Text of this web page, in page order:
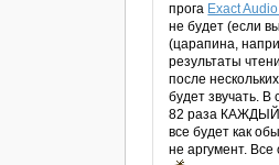
прога Exact
не будет (если
(царапина,
результаты
после
будет звучать.
82 раза КАЖДЫЙ
все будет как
не аргумент.